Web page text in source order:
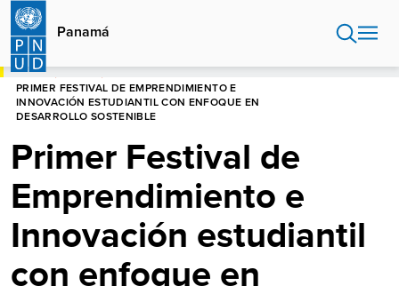
Pasar
contenido
principal
Panamá
HOME
PRIMER FESTIVAL DE EMPRENDIMIENTO E
INNOVACIÓN ESTUDIANTIL CON ENFOQUE EN
DESARROLLO SOSTENIBLE
Primer Festival de
Emprendimiento e
Innovación estudiantil
con enfoque en